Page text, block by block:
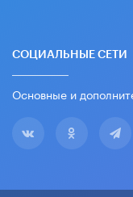
СОЦИАЛЬНЫЕ СЕТИ
Основные и